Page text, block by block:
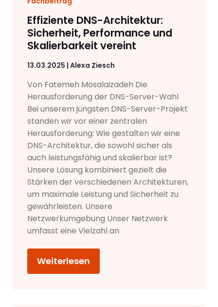
Effiziente DNS-Architektur:
Sicherheit, Performance und
Skalierbarkeit vereint
13.03.2025 | Alexa Ziesch
Von Fatemeh Mosalaizadeh Die
Herausforderung der DNS-Server-Wahl
Bei unserem jüngsten DNS-Server-Projekt
standen wir vor einer zentralen
Herausforderung: Wie gestalten wir eine
DNS-Architektur, die sowohl sicher als
auch leistungsfähig und skalierbar ist?
Unsere Lösung kombiniert gezielt die
Stärken der verschiedenen Architekturen,
um maximale Leistung und Sicherheit zu
gewährleisten. Unsere
Netzwerkumgebung Unser Netzwerk
umfasst eine Vielzahl an
Weiterlesen